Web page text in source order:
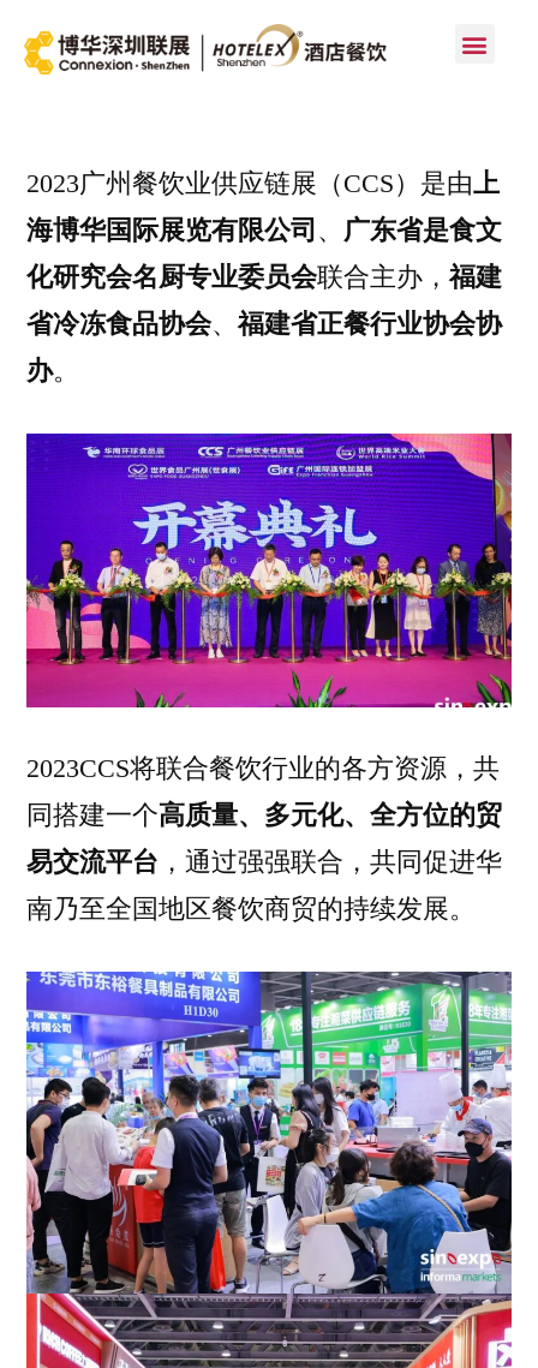
2023广州餐饮业供应链展（CCS）是由上
海博华国际展览有限公司 、 广东省是食文
化研究会名厨专业委员会联合主办，福建
省冷冻食品协会、福建省正餐行业协会协
办。
2023CCS将联合餐饮行业的各方资源，共
同搭建一个高质量、多元化、全方位的贸
易交流平台 ，通过强强联合，共同促进华
南乃至全国地区餐饮商贸的持续发展。